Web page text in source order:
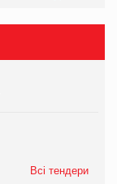
Всі тендери